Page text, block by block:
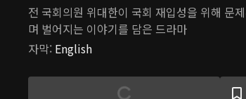
전 국회의원 위대한이 국회 재입성을 위해 문
며 벌어지는 이야기를 담은 드라마
자막: English